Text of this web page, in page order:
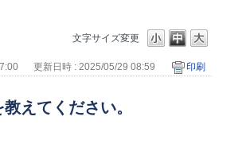
文字サイズ変更
更新日時 : 2025/05/29 08:59 印刷
えてください。